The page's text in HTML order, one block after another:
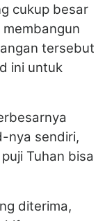
cukup besar
tersebut
ini untuk
nya sendiri,
Tuhan bisa
diterima,